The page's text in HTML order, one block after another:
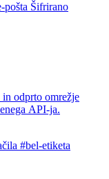
pošta Šifrirano
odprto omrežje
API-ja.
#bel-etiketa